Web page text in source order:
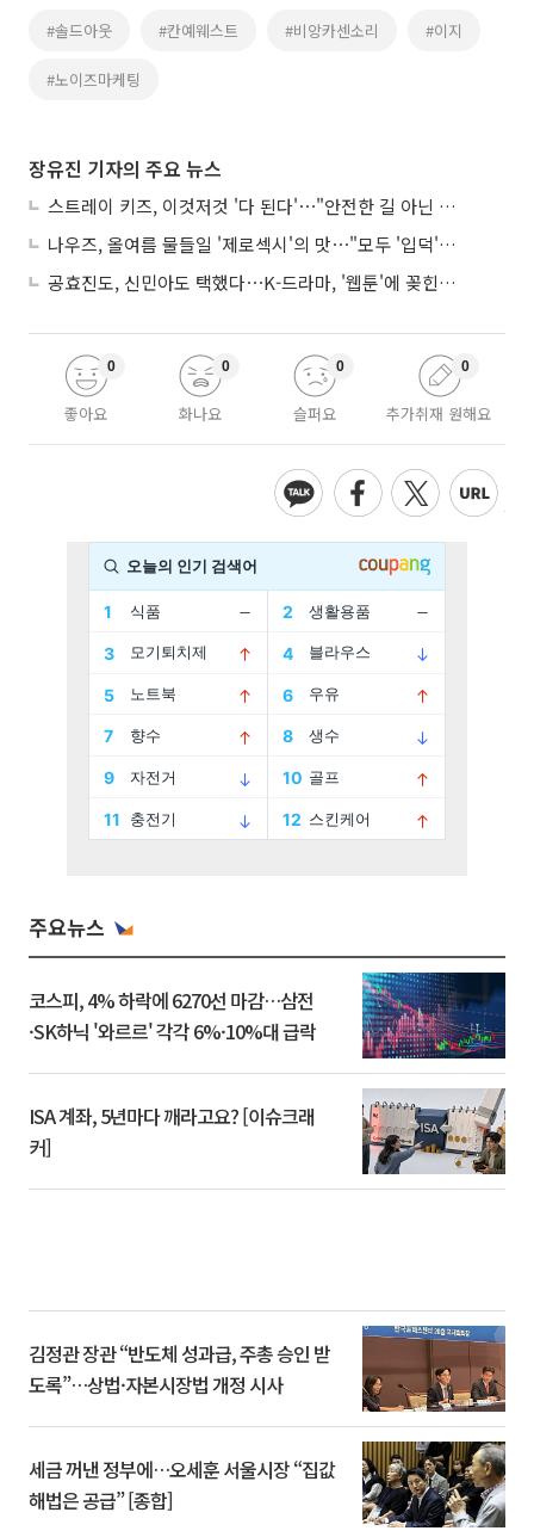
#솔드아웃 #칸예웨스트 #비앙카센소리 #이지
#노이즈마케팅
장유진 기자의 주요 뉴스
스트레이 키즈, 이것저것 '다 된다'⋯"안전한 길 아닌 도전이 재밌어"
나우즈, 올여름 물들일 '제로섹시'의 맛⋯"모두 '입덕'시킬 것"
공효진도, 신민아도 택했다⋯K-드라마, '웹툰'에 꽂힌 이유
좋아요
0
화나요
0
슬퍼요
0
추가취재 원해요
0
주요뉴스
코스피, 4% 하락에 6270선 마감…삼전
·SK하닉 '와르르' 각각 6%·10%대 급락
ISA 계좌, 5년마다 깨라고요? [이슈크래
커]
김정관 장관 “반도체 성과급, 주총 승인 받
도록”…상법·자본시장법 개정 시사
세금 꺼낸 정부에…오세훈 서울시장 “집값
해법은 공급” [종합]